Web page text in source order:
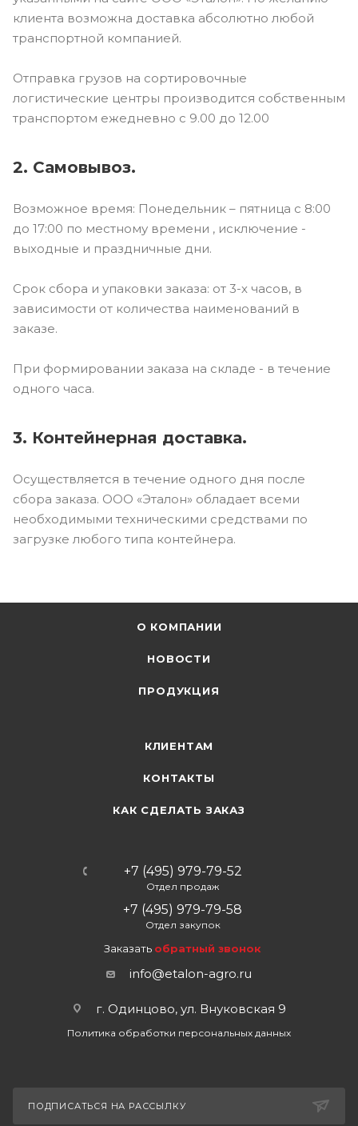
клиента возможна доставка абсолютно любой
транспортной компанией.
Отправка грузов на сортировочные
логистические центры производится собственным
транспортом ежедневно с 9.00 до 12.00
2. Самовывоз.
Возможное время: Понедельник – пятница с 8:00
до 17:00 по местному времени , исключение -
выходные и праздничные дни.
Срок сбора и упаковки заказа: от 3-х часов, в
зависимости от количества наименований в
заказе.
При формировании заказа на складе - в течение
одного часа.
3. Контейнерная доставка.
Осуществляется в течение одного дня после
сбора заказа. ООО «Эталон» обладает всеми
необходимыми техническими средствами по
загрузке любого типа контейнера.
О КОМПАНИИ
НОВОСТИ
ПРОДУКЦИЯ
КЛИЕНТАМ
КОНТАКТЫ
КАК СДЕЛАТЬ ЗАКАЗ
+7 (495) 979-79-52
Отдел продаж
+7 (495) 979-79-58
Отдел закупок
Заказать обратный звонок
info@etalon-agro.ru
г. Одинцово, ул. Внуковская 9
Политика обработки персональных данных
ПОДПИСАТЬСЯ НА РАССЫЛКУ